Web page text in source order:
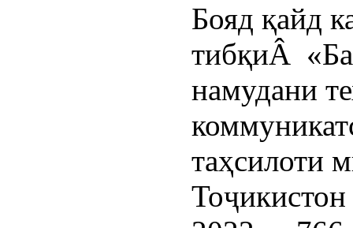
Бояд қайд
тибқиÂ
намудани
таҳсилоти